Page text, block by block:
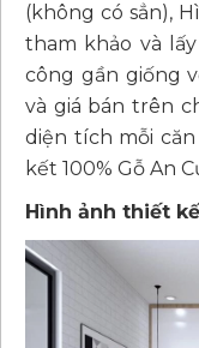
(không có sẳn),
tham khảo và
công gần giống
và giá bán trên
diện tích mỗi
kết 100% Gỗ An
Hình ảnh thiết